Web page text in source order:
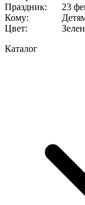
Праздник:
23
Кому:
Цвет:
Каталог